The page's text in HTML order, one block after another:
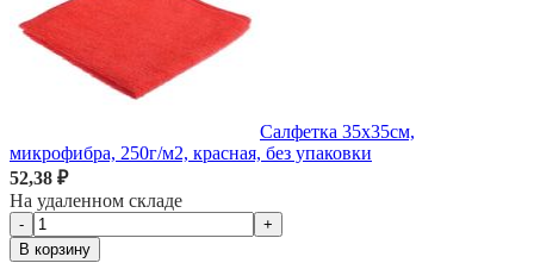
Салфетка 35х35см,
микрофибра, 250г/м2, красная, без упаковки
52,38 ₽
На удаленном складе
-
+
В корзину